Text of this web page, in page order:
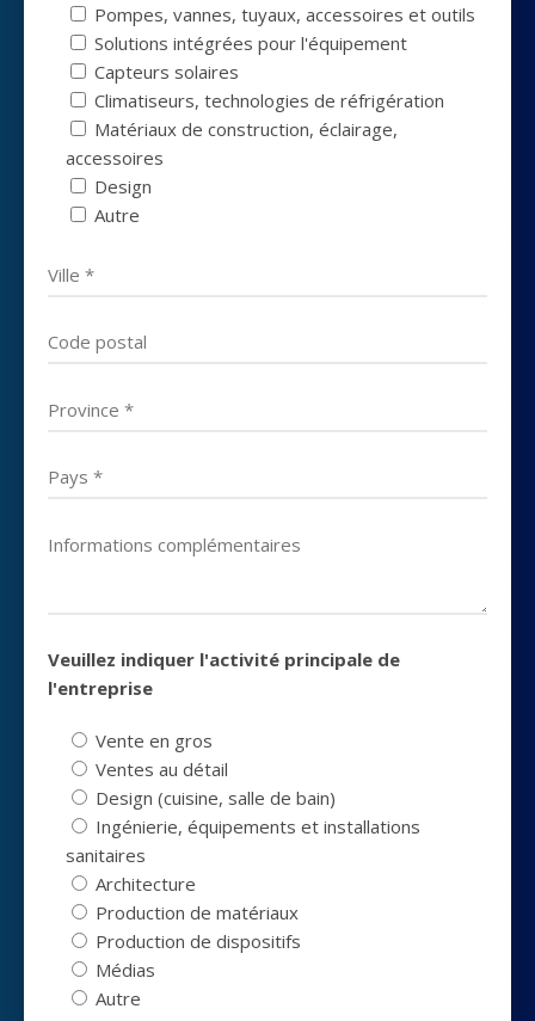
Pompes, vannes, tuyaux, accessoires et outils
Solutions intégrées pour l'équipement
Capteurs solaires
Climatiseurs, technologies de réfrigération
Matériaux de construction, éclairage,
accessoires
Design
Autre
Veuillez indiquer l'activité principale de
l'entreprise
Vente en gros
Ventes au détail
Design (cuisine, salle de bain)
Ingénierie, équipements et installations
sanitaires
Architecture
Production de matériaux
Production de dispositifs
Médias
Autre